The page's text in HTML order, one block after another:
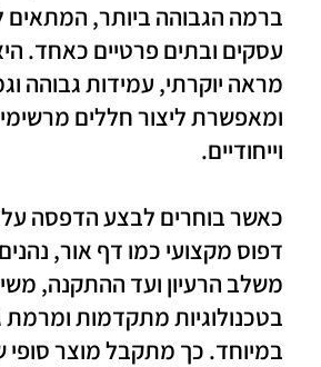
ברמה הגבוהה ביותר,
עסקים ובתים פרטיים כאחד.
מראה יוקרתי, עמידות גבוהה
ומאפשרת ליצור חללים
וייחודיים.
כאשר בוחרים לבצע הדפסה על
דפוס מקצועי כמו דף אור,
משלב הרעיון ועד ההתקנה,
בטכנולוגיות מתקדמות ומרמת
במיוחד. כך מתקבל מוצר סופי